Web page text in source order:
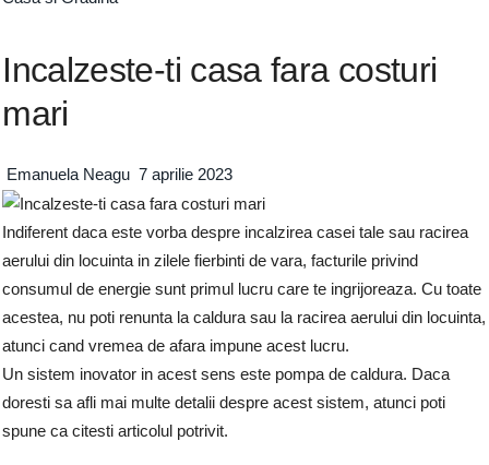
Incalzeste-ti casa fara costuri
mari
Emanuela Neagu 7 aprilie 2023
Indiferent daca este vorba despre incalzirea casei tale sau racirea
aerului din locuinta in zilele fierbinti de vara, facturile privind
consumul de energie sunt primul lucru care te ingrijoreaza. Cu toate
acestea, nu poti renunta la caldura sau la racirea aerului din locuinta,
atunci cand vremea de afara impune acest lucru.
Un sistem inovator in acest sens este pompa de caldura. Daca
doresti sa afli mai multe detalii despre acest sistem, atunci poti
spune ca citesti articolul potrivit.